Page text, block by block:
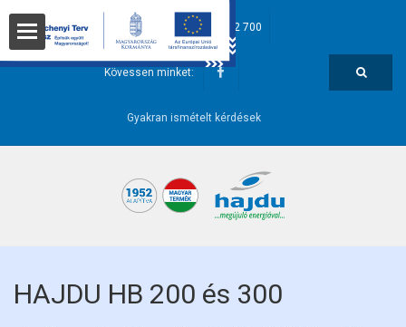
hajdu@hajdurt.hu +36 52 582 700
Kövessen minket:
Gyakran ismételt kérdések
HAJDU HB 200 és 300